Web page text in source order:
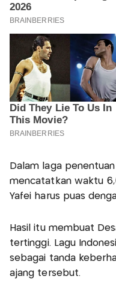
Dalam laga
mencatatkan waktu
Yafei harus puas
Hasil itu membuat
tertinggi. Lagu
sebagai tanda
ajang tersebut.